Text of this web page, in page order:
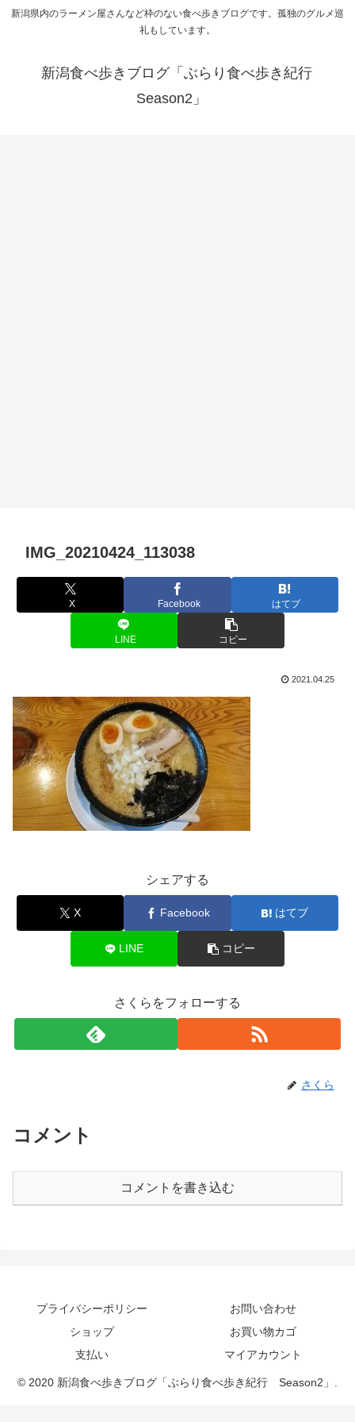
新潟県内のラーメン屋さんなど枠のない食べ歩きブログです。孤独のグルメ巡
礼もしています。
新潟食べ歩きブログ「ぶらり食べ歩き紀行
Season2」
IMG_20210424_113038
X Facebook はてブ
LINE コピー
2021.04.25
シェアする
X Facebook はてブ
LINE コピー
さくらをフォローする
さくら
コメント
コメントを書き込む
プライバシーポリシー
お問い合わせ
ショップ
お買い物カゴ
支払い
マイアカウント
© 2020 新潟食べ歩きブログ「ぶらり食べ歩き紀行 Season2」.